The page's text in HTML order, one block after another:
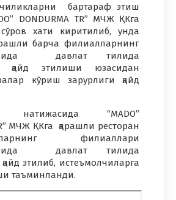
бартараф этиш
DONDURMA TR” МЧЖ ҚКга
сўров хати киритилиб, унда
барча филиалларнинг
давлат тилида
қайд этилиши юзасидан
кўриш зарурлиги қайд
натижасида “MADO”
МЧЖ ҚКга қарашли ресторан
филиаллари
давлат тилида
этилиб, истеъмолчиларга
таъминланди.